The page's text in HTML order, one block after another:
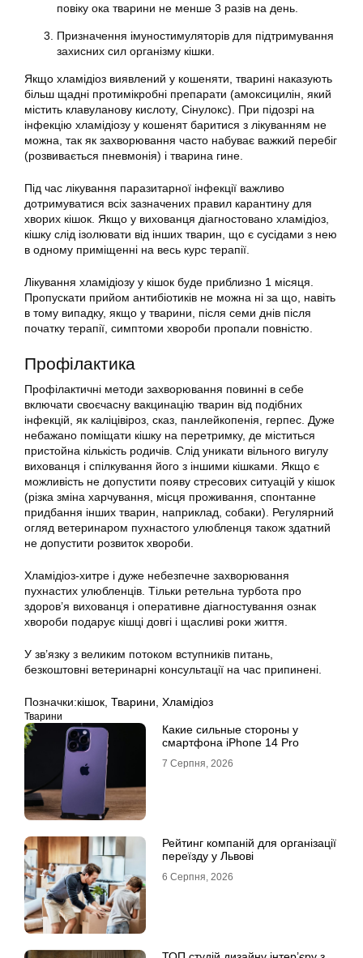
повіку ока тварини не менше 3 разів на день.
Призначення імуностимуляторів для підтримування
захисних сил організму кішки.
Якщо хламідіоз виявлений у кошеняти, тварині наказують
більш щадні протимікробні препарати (амоксицилін, який
містить клавуланову кислоту, Сінулокс). При підозрі на
інфекцію хламідіозу у кошенят баритися з лікуванням не
можна, так як захворювання часто набуває важкий перебіг
(розвивається пневмонія) і тварина гине.
Під час лікування паразитарної інфекції важливо
дотримуватися всіх зазначених правил карантину для
хворих кішок. Якщо у вихованця діагностовано хламідіоз,
кішку слід ізолювати від інших тварин, що є сусідами з нею
в одному приміщенні на весь курс терапії.
Лікування хламідіозу у кішок буде приблизно 1 місяця.
Пропускати прийом антибіотиків не можна ні за що, навіть
в тому випадку, якщо у тварини, після семи днів після
початку терапії, симптоми хвороби пропали повністю.
Профілактика
Профілактичні методи захворювання повинні в себе
включати своєчасну вакцинацію тварин від подібних
інфекцій, як каліцівіроз, сказ, панлейкопенія, герпес. Дуже
небажано поміщати кішку на перетримку, де міститься
пристойна кількість родичів. Слід уникати вільного вигулу
вихованця і спілкування його з іншими кішками. Якщо є
можливість не допустити появу стресових ситуацій у кішок
(різка зміна харчування, місця проживання, спонтанне
придбання інших тварин, наприклад, собаки). Регулярний
огляд ветеринаром пухнастого улюбленця також здатний
не допустити розвиток хвороби.
Хламідіоз-хитре і дуже небезпечне захворювання
пухнастих улюбленців. Тільки ретельна турбота про
здоров’я вихованця і оперативне діагностування ознак
хвороби подарує кішці довгі і щасливі роки життя.
У зв’язку з великим потоком вступників питань,
безкоштовні ветеринарні консультації на час припинені.
Позначки:кішок Тварини Хламідіоз
Тварини
Какие сильные стороны у
смартфона iPhone 14 Pro
7 Серпня, 2026
Рейтинг компаній для організації
переїзду у Львові
6 Серпня, 2026